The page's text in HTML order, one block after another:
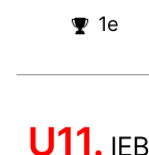
1e
U11.